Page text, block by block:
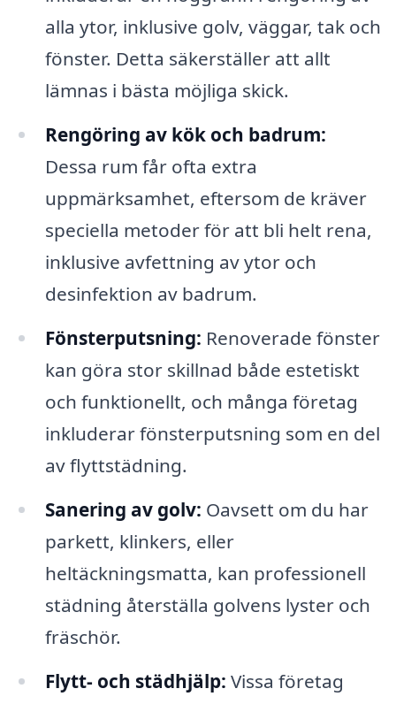
alla ytor, inklusive golv, väggar, tak och
fönster. Detta säkerställer att allt
lämnas i bästa möjliga skick.
Rengöring av kök och badrum:
Dessa rum får ofta extra
uppmärksamhet, eftersom de kräver
speciella metoder för att bli helt rena,
inklusive avfettning av ytor och
desinfektion av badrum.
Fönsterputsning: Renoverade fönster
kan göra stor skillnad både estetiskt
och funktionellt, och många företag
inkluderar fönsterputsning som en del
av flyttstädning.
Sanering av golv: Oavsett om du har
parkett, klinkers, eller
heltäckningsmatta, kan professionell
städning återställa golvens lyster och
fräschör.
Flytt- och städhjälp: Vissa företag